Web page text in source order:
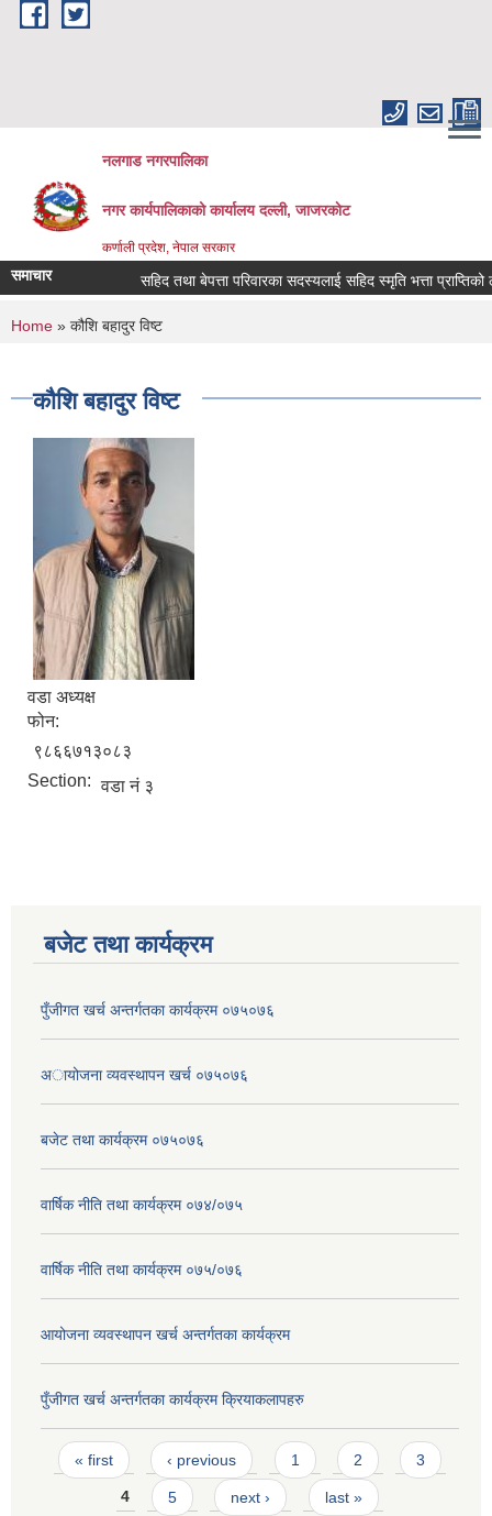
Skip to main content
नलगाड नगरपालिका
नगर कार्यपालिकाको कार्यालय दल्ली, जाजरकाेट
कर्णाली प्रदेश, नेपाल सरकार
समाचार सहिद तथा बेपत्ता परिवारका सदस्यलाई सहिद स्मृति भत्ता प्राप्तिको
You are here
Home » कौशि बहादुर विष्ट
कौशि बहादुर विष्ट
वडा अध्यक्ष
फोन:
९८६६७१३०८३
Section: वडा नं ३
बजेट तथा कार्यक्रम
पुँजीगत खर्च अन्तर्गतका कार्यक्रम ०७५०७६
अायोजना व्यवस्थापन खर्च ०७५०७६
बजेट तथा कार्यक्रम ०७५०७६
वार्षिक नीति तथा कार्यक्रम ०७४/०७५
वार्षिक नीति तथा कार्यक्रम ०७५/०७६
आयोजना व्यवस्थापन खर्च अन्तर्गतका कार्यक्रम
पुँजीगत खर्च अन्तर्गतका कार्यक्रम क्रियाकलापहरु
Pages
« first ‹ previous 1 2 3
4 5 next › last »